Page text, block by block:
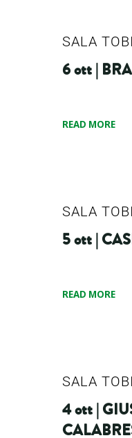
SALA
6 ott |
READ MORE
SALA
5 ott |
READ MORE
SALA
4 ott |